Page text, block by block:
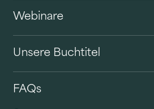
Webinare
Unsere Buchtitel
FAQs